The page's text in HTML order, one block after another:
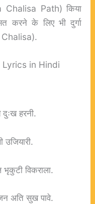
Chalisa Path) किया
करने के लिए भी दुर्गा
Chalisa).
Lyrics in Hindi
हरनी.
उजियारी.
विकराला.
अति सुख पावे.